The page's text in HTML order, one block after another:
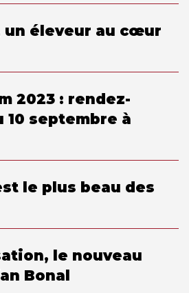
un éleveur au cœur
2023 : rendez-
10 septembre à
le plus beau des
le nouveau
Bonal